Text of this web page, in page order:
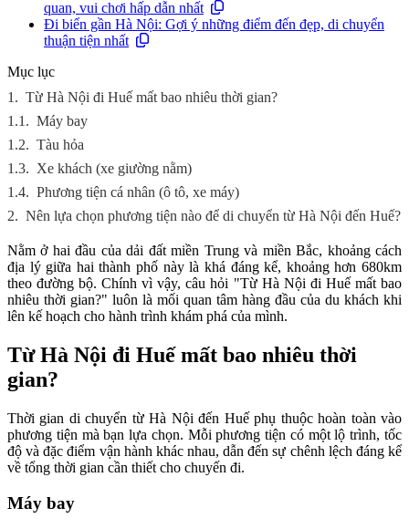
quan, vui chơi hấp dẫn nhất
Đi biển gần Hà Nội: Gợi ý những điểm đến đẹp, di chuyển
thuận tiện nhất
Mục lục
1. Từ Hà Nội đi Huế mất bao nhiêu thời gian?
1.1. Máy bay
1.2. Tàu hỏa
1.3. Xe khách (xe giường nằm)
1.4. Phương tiện cá nhân (ô tô, xe máy)
2. Nên lựa chọn phương tiện nào để di chuyển từ Hà Nội đến Huế?
Nằm ở hai đầu của dải đất miền Trung và miền Bắc, khoảng cách
địa lý giữa hai thành phố này là khá đáng kể, khoảng hơn 680km
theo đường bộ. Chính vì vậy, câu hỏi "Từ Hà Nội đi Huế mất bao
nhiêu thời gian?" luôn là mối quan tâm hàng đầu của du khách khi
lên kế hoạch cho hành trình khám phá của mình.
Từ Hà Nội đi Huế mất bao nhiêu thời
gian?
Thời gian di chuyển từ Hà Nội đến Huế phụ thuộc hoàn toàn vào
phương tiện mà bạn lựa chọn. Mỗi phương tiện có một lộ trình, tốc
độ và đặc điểm vận hành khác nhau, dẫn đến sự chênh lệch đáng kể
về tổng thời gian cần thiết cho chuyến đi.
Máy bay